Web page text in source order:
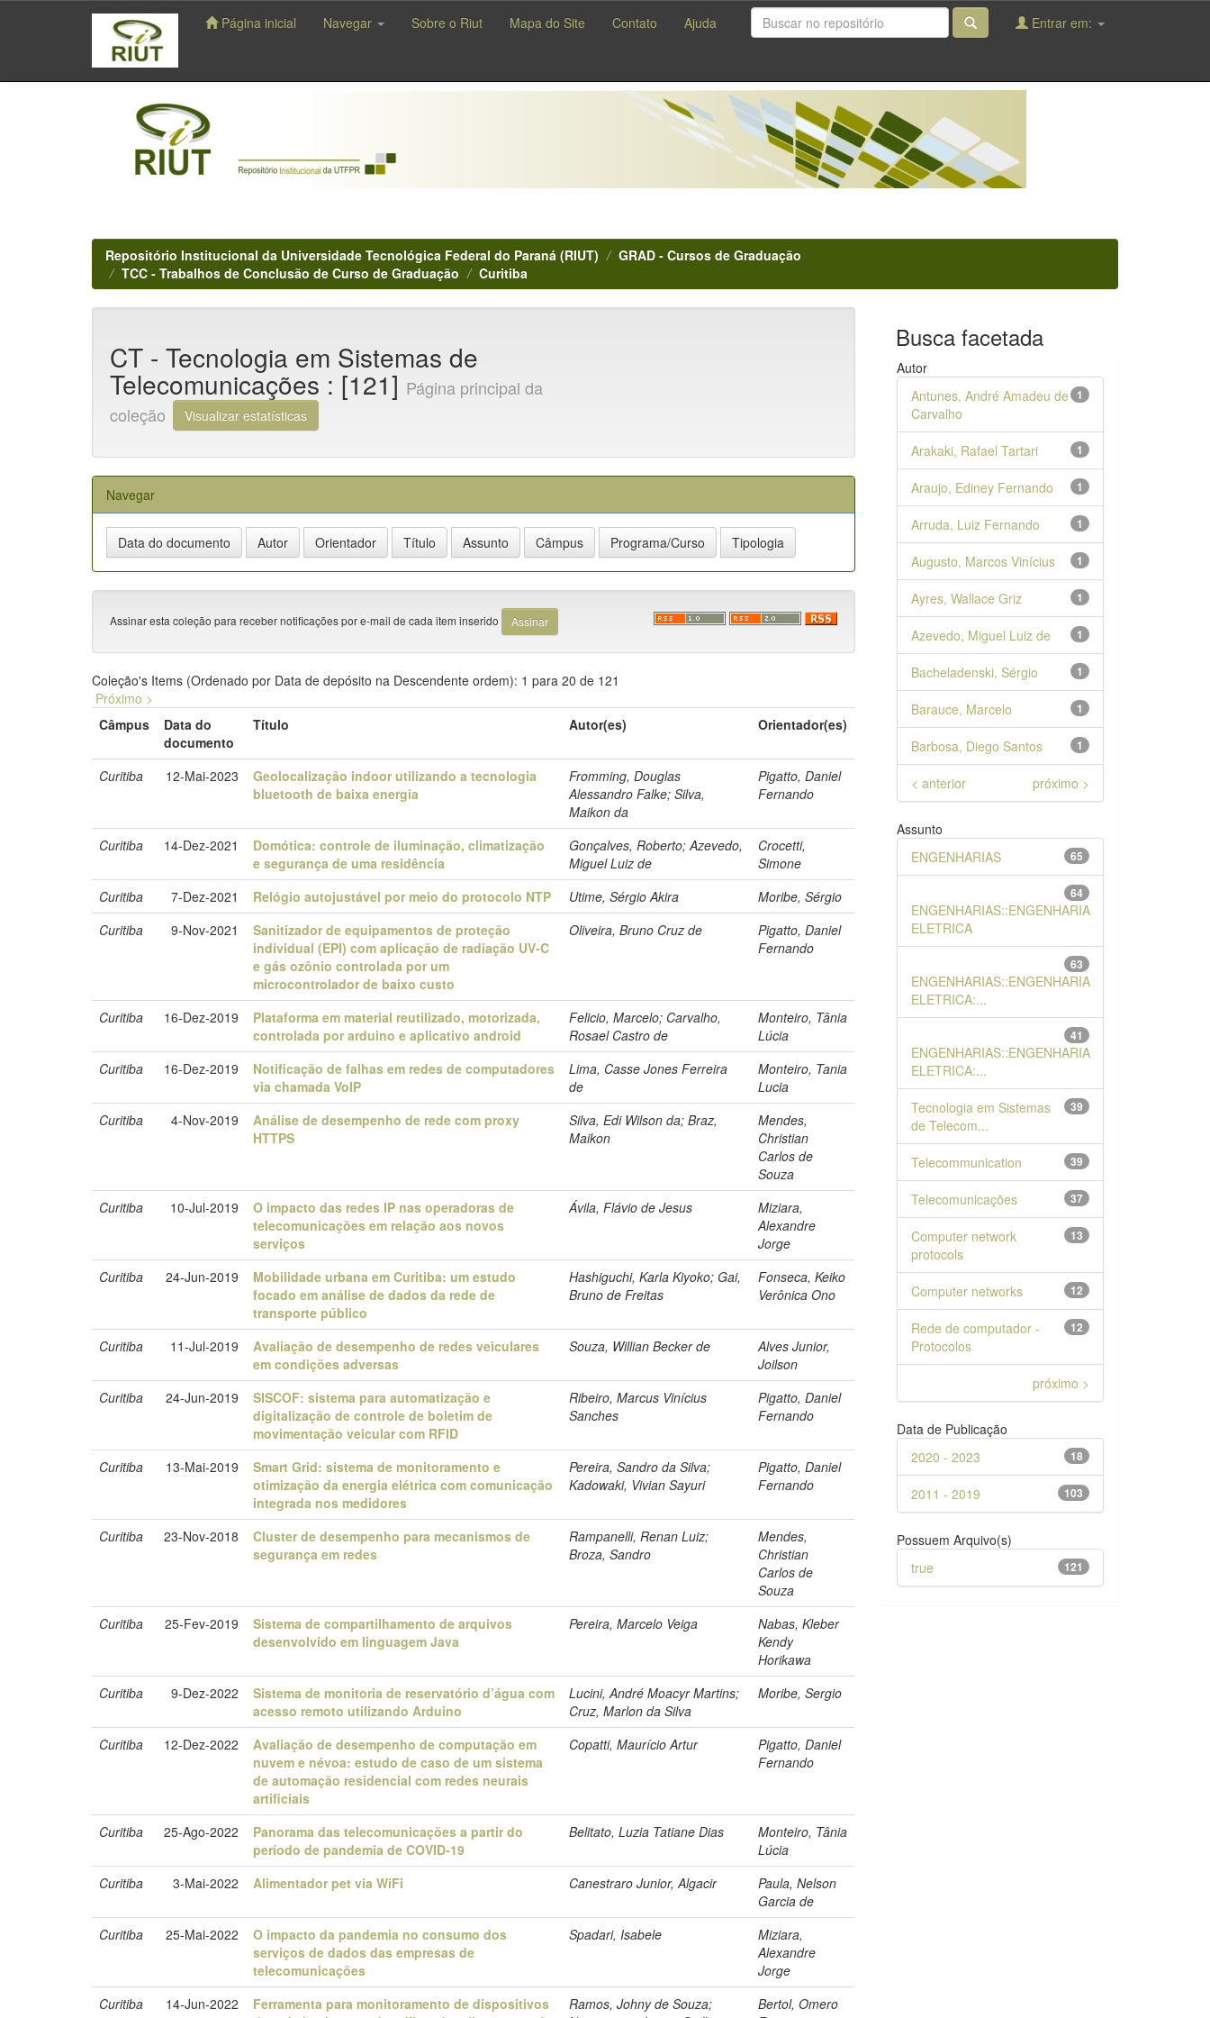
navigation
Página inicial Navegar Sobre o Riut Mapa do Site Contato Ajuda Entrar em:
Repositório Institucional da Universidade Tecnológica Federal do Paraná (RIUT)
GRAD - Cursos de Graduação
TCC - Trabalhos de Conclusão de Curso de Graduação
Curitiba
CT - Tecnologia em Sistemas de
Telecomunicações : [121] Página principal da
coleção
Visualizar estatísticas
Navegar
Assinar esta coleção para receber notificações por e-mail de cada item inserido
Coleção's Items (Ordenado por Data de depósito na Descendente ordem): 1 para 20 de 121
Próximo >
Câmpus
Data do
documento
Título Autor(es) Orientador(es)
Curitiba 12-Mai-2023
Geolocalização indoor utilizando a tecnologia
bluetooth de baixa energia
Fromming, Douglas
Alessandro Falke; Silva,
Maikon da
Pigatto, Daniel
Fernando
Curitiba 14-Dez-2021
Domótica: controle de iluminação, climatização
e segurança de uma residência
Gonçalves, Roberto; Azevedo,
Miguel Luiz de
Crocetti,
Simone
Curitiba
7-Dez-2021 Relógio autojustável por meio do protocolo NTP Utime, Sérgio Akira
Moribe, Sérgio
Curitiba
9-Nov-2021
Sanitizador de equipamentos de proteção
individual (EPI) com aplicação de radiação UV-C
e gás ozônio controlada por um
microcontrolador de baixo custo
Oliveira, Bruno Cruz de
Pigatto, Daniel
Fernando
Curitiba 16-Dez-2019
Plataforma em material reutilizado, motorizada,
controlada por arduino e aplicativo android
Felicio, Marcelo; Carvalho,
Rosael Castro de
Monteiro, Tânia
Lúcia
Curitiba
16-Dez-2019
Notificação de falhas em redes de computadores
via chamada VoIP
Lima, Casse Jones Ferreira
de
Monteiro, Tania
Lucia
Curitiba
4-Nov-2019
Análise de desempenho de rede com proxy
HTTPS
Silva, Edi Wilson da; Braz,
Maikon
Mendes,
Christian
Carlos de
Souza
Curitiba
10-Jul-2019
O impacto das redes IP nas operadoras de
telecomunicações em relação aos novos
serviços
Ávila, Flávio de Jesus
Miziara,
Alexandre
Jorge
Curitiba
24-Jun-2019
Mobilidade urbana em Curitiba: um estudo
focado em análise de dados da rede de
transporte público
Hashiguchi, Karla Kiyoko; Gai,
Bruno de Freitas
Fonseca, Keiko
Verônica Ono
Curitiba 11-Jul-2019
Avaliação de desempenho de redes veiculares
em condições adversas
Souza, Willian Becker de
Alves Junior,
Joilson
Curitiba
24-Jun-2019
SISCOF: sistema para automatização e
digitalização de controle de boletim de
movimentação veicular com RFID
Ribeiro, Marcus Vinícius
Sanches
Pigatto, Daniel
Fernando
Curitiba 13-Mai-2019
Smart Grid: sistema de monitoramento e
otimização da energia elétrica com comunicação
integrada nos medidores
Pereira, Sandro da Silva;
Kadowaki, Vivian Sayuri
Pigatto, Daniel
Fernando
Curitiba 23-Nov-2018
Cluster de desempenho para mecanismos de
segurança em redes
Rampanelli, Renan Luiz;
Broza, Sandro
Mendes,
Christian
Carlos de
Souza
Curitiba
25-Fev-2019
Sistema de compartilhamento de arquivos
desenvolvido em linguagem Java
Pereira, Marcelo Veiga
Nabas, Kleber
Kendy
Horikawa
Curitiba
9-Dez-2022
Sistema de monitoria de reservatório d’água com
acesso remoto utilizando Arduino
Lucini, André Moacyr Martins;
Cruz, Marlon da Silva
Moribe, Sergio
Curitiba 12-Dez-2022
Avaliação de desempenho de computação em
nuvem e névoa: estudo de caso de um sistema
de automação residencial com redes neurais
artificiais
Copatti, Maurício Artur
Pigatto, Daniel
Fernando
Curitiba 25-Ago-2022
Panorama das telecomunicações a partir do
período de pandemia de COVID-19
Belitato, Luzia Tatiane Dias
Monteiro, Tânia
Lúcia
Curitiba
3-Mai-2022 Alimentador pet via WiFi Canestraro Junior, Algacir
Paula, Nelson
Garcia de
Curitiba
25-Mai-2022
O impacto da pandemia no consumo dos
serviços de dados das empresas de
telecomunicações
Spadari, Isabele
Miziara,
Alexandre
Jorge
Curitiba
14-Jun-2022
Ferramenta para monitoramento de dispositivos
Ramos, Johny de Souza;
Bertol, Omero
Busca facetada
Autor
1
Antunes, André Amadeu de
Carvalho
1
Arakaki, Rafael Tartari
1
Araujo, Ediney Fernando
1
Arruda, Luiz Fernando
1
Augusto, Marcos Vinícius
1
Ayres, Wallace Griz
1
Azevedo, Miguel Luiz de
1
Bacheladenski, Sérgio
1
Barauce, Marcelo
1
Barbosa, Diego Santos
< anterior próximo >
Assunto
65
ENGENHARIAS
64
ENGENHARIAS::ENGENHARIA
ELETRICA
63
ENGENHARIAS::ENGENHARIA
ELETRICA:...
41
ENGENHARIAS::ENGENHARIA
ELETRICA:...
39
Tecnologia em Sistemas
de Telecom...
39
Telecommunication
37
Telecomunicações
13
Computer network
protocols
12
Computer networks
12
Rede de computador -
Protocolos
próximo >
Data de Publicação
18
2020 - 2023
103
2011 - 2019
Possuem Arquivo(s)
121
true